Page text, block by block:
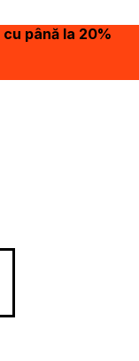
cu până la 20%